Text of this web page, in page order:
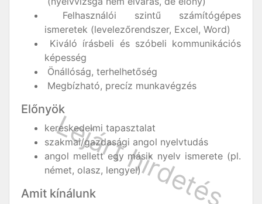
Felhasználói szintű számítógépes
ismeretek (levelezőrendszer, Excel, Word)
Kiváló írásbeli és szóbeli kommunikációs
képesség
Önállóság, terhelhetőség
Megbízható, precíz munkavégzés
Előnyök
kereskedelmi tapasztalat
szakmai/gazdasági angol nyelvtudás
angol mellett egy másik nyelv ismerete (pl.
német, olasz, lengyel)
Amit kínálunk